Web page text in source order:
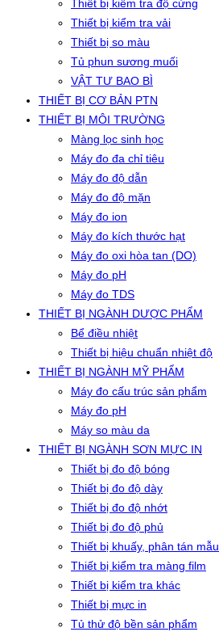
Thiết bị kiểm tra độ cứng
Thiết bị kiểm tra vải
Thiết bị so màu
Tủ phun sương muối
VẬT TƯ BAO BÌ
THIẾT BỊ CƠ BẢN PTN
THIẾT BỊ MÔI TRƯỜNG
Màng lọc sinh học
Máy đo đa chỉ tiêu
Máy đo độ dẫn
Máy đo độ mặn
Máy đo ion
Máy đo kích thước hạt
Máy đo oxi hòa tan (DO)
Máy đo pH
Máy đo TDS
THIẾT BỊ NGÀNH DƯỢC PHẨM
Bể điều nhiệt
Thiết bị hiệu chuẩn nhiệt độ
THIẾT BỊ NGÀNH MỸ PHẨM
Máy đo cấu trúc sản phẩm
Máy đo pH
Máy so màu da
THIẾT BỊ NGÀNH SƠN MỰC IN
Thiết bị đo độ bóng
Thiết bị đo độ dày
Thiết bị đo độ nhớt
Thiết bị đo độ phủ
Thiết bị khuấy, phân tán mẫu
Thiết bị kiểm tra màng film
Thiết bị kiểm tra khác
Thiết bị mực in
Tủ thử độ bền sản phẩm